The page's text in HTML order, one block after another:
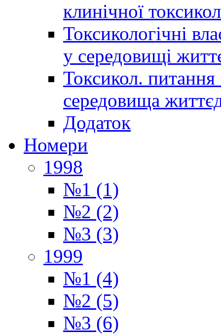
клинічної
Токсикологічні
у середовищі
Токсикол. питання
середовища
Додаток
Номери
1998
№1 (1)
№2 (2)
№3 (3)
1999
№1 (4)
№2 (5)
№3 (6)